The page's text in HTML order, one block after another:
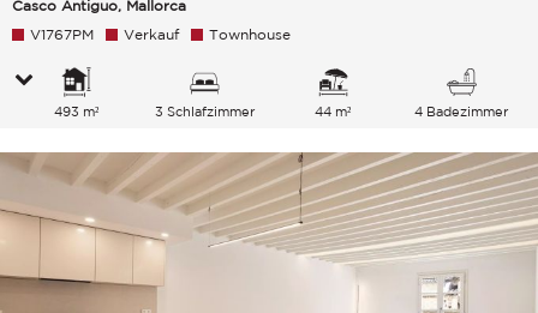
Casco Antiguo, Mallorca
V1767PM Verkauf Townhouse
493 m² 3 Schlafzimmer 44 m² 4 Badezimmer